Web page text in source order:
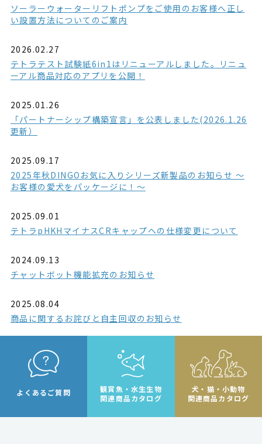
ソーラーウォーターリフトポンプをご使用のお客様へ正し
い設置方法についてのご案内
2026.02.27
テトラテスト試験紙6in1はリニューアルしました。リニュ
ーアル商品対応のアプリを公開！
2025.01.26
「パートナーシップ構築宣言」を公表しました(2026.1.26
更新）
2025.09.17
2025年秋DINGOお気に入りシリーズ新製品のお知らせ ～
お客様の愛犬をパッケージに！～
2025.09.01
テトラpHKHマイナスCRキャップへの仕様変更について
2024.09.13
チャットボット機能拡充のお知らせ
2025.08.04
商品に関するお詫びと自主回収のお知らせ
よくあるご質問
観賞魚・水生生物
関連商品カタログ
犬・猫・小動物
関連商品カタログ